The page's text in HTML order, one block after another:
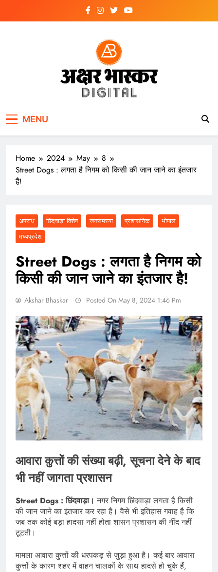
MENU
Home 2024 May
8
Street Dogs : लगता है निगम को किसी की जान जाने का इंतजार
है!
अपराध छिंदवाड़ा विशेष जनसमस्या प्रशासनिक
भोपाल
मध्यप्रदेश
Street Dogs : लगता है निगम को
किसी की जान जाने का इंतजार है!
Akshar Bhaskar Posted On May 8, 2024 1:46 Pm
आवारा कुत्तों की संख्या बढ़ी, सूचना देने के बाद
भी नहीं जागता प्रशासन
Street Dogs : छिंदवाड़ा। नगर निगम छिंदवाड़ा लगता है किसी
की जान जाने का इंतजार कर रहा है। वैसे भी इतिहास गवाह है कि
जब तक कोई बड़ा हादसा नहीं होता शासन प्रशासन की नींद नहीं
टूटती।
मामला आवारा कुत्तों की धरपकड़ से जुड़ा हुआ है। कई बार आवारा
कुत्तों के कारण शहर में वाहन चालकों के साथ हादसे हो चुके हैं,